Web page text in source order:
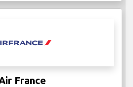
France